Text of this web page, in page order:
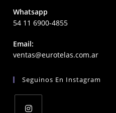
Whatsapp
54 11 6900-4855
Email:
ventas@eurotelas.com.arOpens
Seguinos En Instagram